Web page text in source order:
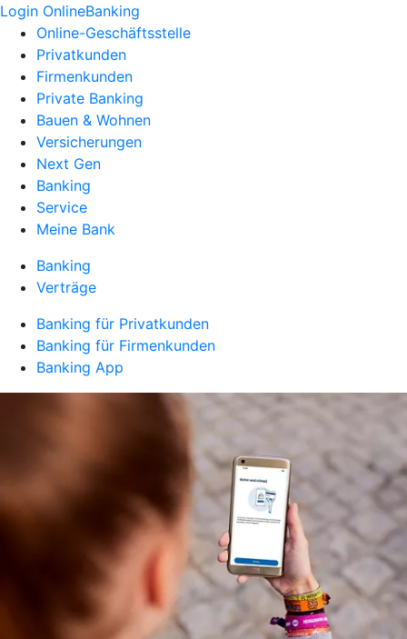
Login OnlineBanking
Online-Geschäftsstelle
Privatkunden
Firmenkunden
Private Banking
Bauen & Wohnen
Versicherungen
Next Gen
Banking
Service
Meine Bank
Banking
Verträge
Banking für Privatkunden
Banking für Firmenkunden
Banking App